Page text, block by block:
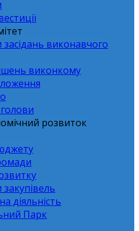
виконавчого
виконкому
розвиток
закупівель
діяльність
Парк